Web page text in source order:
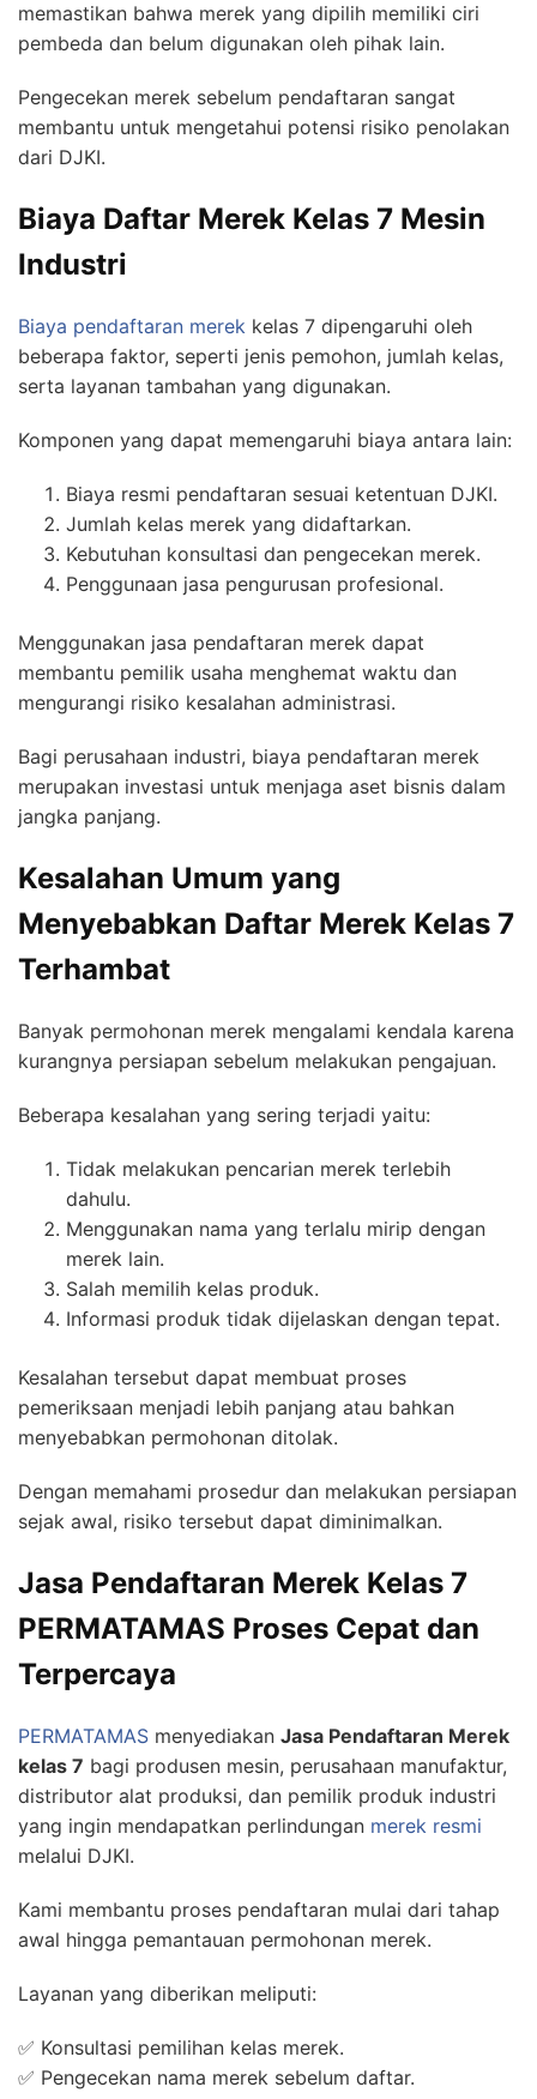
memastikan bahwa merek yang dipilih memiliki ciri
pembeda dan belum digunakan oleh pihak lain.
Pengecekan merek sebelum pendaftaran sangat
membantu untuk mengetahui potensi risiko penolakan
dari DJKI.
Biaya Daftar Merek Kelas 7 Mesin
Industri
Biaya pendaftaran merek kelas 7 dipengaruhi oleh
beberapa faktor, seperti jenis pemohon, jumlah kelas,
serta layanan tambahan yang digunakan.
Komponen yang dapat memengaruhi biaya antara lain:
Biaya resmi pendaftaran sesuai ketentuan DJKI.
Jumlah kelas merek yang didaftarkan.
Kebutuhan konsultasi dan pengecekan merek.
Penggunaan jasa pengurusan profesional.
Menggunakan jasa pendaftaran merek dapat
membantu pemilik usaha menghemat waktu dan
mengurangi risiko kesalahan administrasi.
Bagi perusahaan industri, biaya pendaftaran merek
merupakan investasi untuk menjaga aset bisnis dalam
jangka panjang.
Kesalahan Umum yang
Menyebabkan Daftar Merek Kelas 7
Terhambat
Banyak permohonan merek mengalami kendala karena
kurangnya persiapan sebelum melakukan pengajuan.
Beberapa kesalahan yang sering terjadi yaitu:
Tidak melakukan pencarian merek terlebih
dahulu.
Menggunakan nama yang terlalu mirip dengan
merek lain.
Salah memilih kelas produk.
Informasi produk tidak dijelaskan dengan tepat.
Kesalahan tersebut dapat membuat proses
pemeriksaan menjadi lebih panjang atau bahkan
menyebabkan permohonan ditolak.
Dengan memahami prosedur dan melakukan persiapan
sejak awal, risiko tersebut dapat diminimalkan.
Jasa Pendaftaran Merek Kelas 7
PERMATAMAS Proses Cepat dan
Terpercaya
PERMATAMAS menyediakan Jasa Pendaftaran Merek
kelas 7 bagi produsen mesin, perusahaan manufaktur,
distributor alat produksi, dan pemilik produk industri
yang ingin mendapatkan perlindungan merek resmi
melalui DJKI.
Kami membantu proses pendaftaran mulai dari tahap
awal hingga pemantauan permohonan merek.
Layanan yang diberikan meliputi:
✅ Konsultasi pemilihan kelas merek.
✅ Pengecekan nama merek sebelum daftar.